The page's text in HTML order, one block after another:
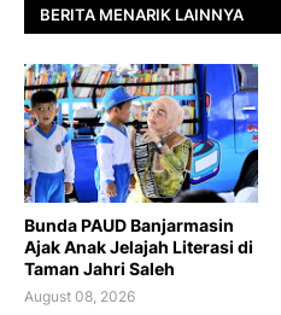
BERITA MENARIK LAINNYA
Bunda PAUD Banjarmasin
Ajak Anak Jelajah Literasi di
Taman Jahri Saleh
August 08, 2026